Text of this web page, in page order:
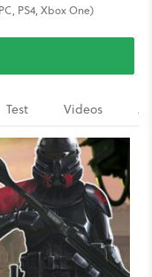
PS4, Xbox One)
Test Videos